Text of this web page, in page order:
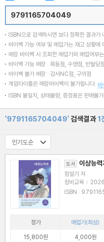
ISBN으로 검색하시면 보다 정확한 결과가
바이백 가능 여부 및 매입가는 재고 상황에
매장 바이백 시 조회한 매입가와 매입여부
바이백 가능 매장 : 목동점, 수영점, 반월당
바이백 불가 매장 : 강서NC점, 구의점
게임타이틀은 매장바이백이 불가합니다.
ISBN 불일치, 상태불량, 증정용은 판매불가
'9791165704049' 검색결과1
도서 이상능
함설기 저
창비교육 |
정가 매입가(최상)
15,800원
4,000원